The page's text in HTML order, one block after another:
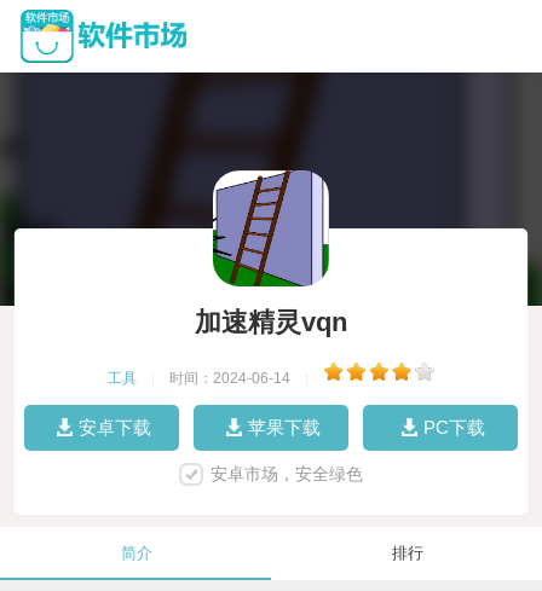
加速精灵vqn
工具 时间：2024-06-14
安卓下载 苹果下载 PC下载
安卓市场，安全绿色
简介 排行